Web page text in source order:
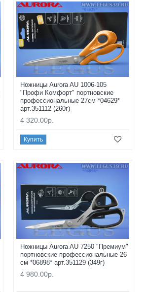
Ножницы Aurora AU 1006-105
"Профи Комфорт" портновские
профессиональные 27см *04629*
арт.351112 (260г)
4 320.00р.
Купить
Ножницы Aurora AU 7250 "Премиум"
портновские профессиональные 26
см *06898* арт.351129 (349г)
4 980.00р.